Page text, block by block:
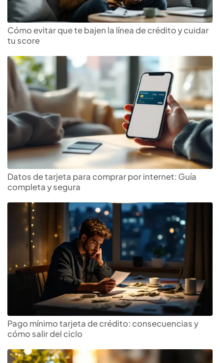
Cómo evitar que te bajen la línea de crédito y cuidar
tu score
Datos de tarjeta para comprar por internet: Guía
completa y segura
Pago mínimo tarjeta de crédito: consecuencias y
cómo salir del ciclo